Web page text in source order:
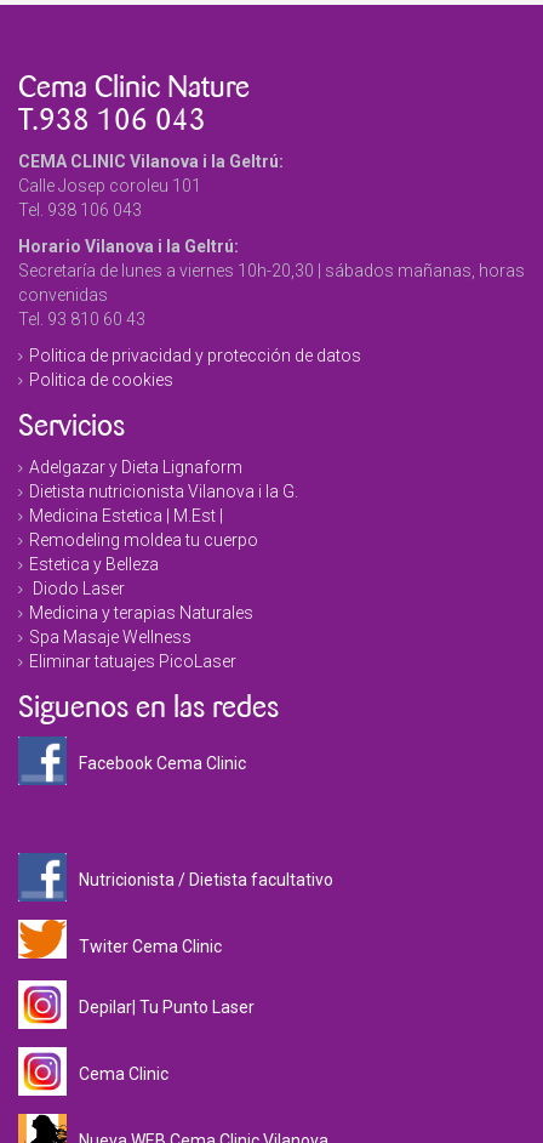
Cema Clinic Nature
T.938 106 043
CEMA CLINIC Vilanova i la Geltrú:
Calle Josep coroleu 101
Tel. 938 106 043
Horario Vilanova i la Geltrú:
Secretaría de lunes a viernes 10h-20,30 | sábados mañanas, horas
convenidas
Tel. 93 810 60 43
Politica de privacidad y protección de datos
Politica de cookies
Servicios
Adelgazar y Dieta Lignaform
Dietista nutricionista Vilanova i la G.
Medicina Estetica | M.Est |
Remodeling moldea tu cuerpo
Estetica y Belleza
Diodo Laser
Medicina y terapias Naturales
Spa Masaje Wellness
Eliminar tatuajes PicoLaser
Siguenos en las redes
Facebook Cema Clinic
Nutricionista / Dietista facultativo
Twiter Cema Clinic
Depilar| Tu Punto Laser
Cema Clinic